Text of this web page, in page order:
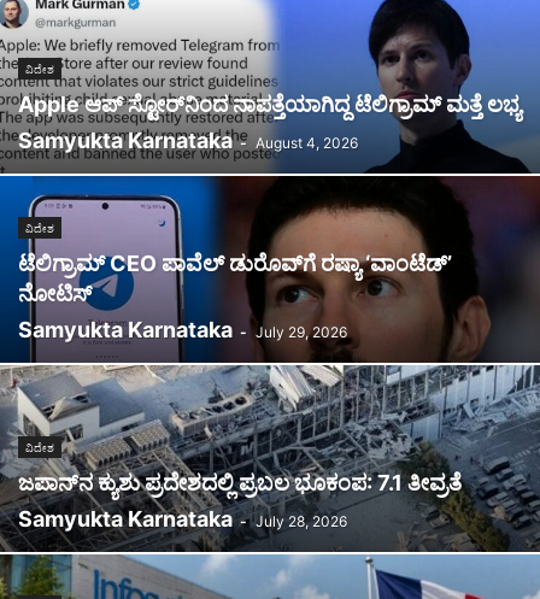
ವಿದೇಶ
Apple ಆಪ್ ಸ್ಟೋರ್‌ನಿಂದ ನಾಪತ್ತೆಯಾಗಿದ್ದ ಟೆಲಿಗ್ರಾಮ್ ಮತ್ತೆ ಲಭ್ಯ
Samyukta Karnataka - August 4, 2026
ವಿದೇಶ
ಟೆಲಿಗ್ರಾಮ್ CEO ಪಾವೆಲ್ ಡುರೊವ್‌ಗೆ ರಷ್ಯಾ ‘ವಾಂಟೆಡ್’
ನೋಟಿಸ್
Samyukta Karnataka - July 29, 2026
ವಿದೇಶ
ಜಪಾನ್‌ನ ಕ್ಯುಶು ಪ್ರದೇಶದಲ್ಲಿ ಪ್ರಬಲ ಭೂಕಂಪ: 7.1 ತೀವ್ರತೆ
Samyukta Karnataka - July 28, 2026